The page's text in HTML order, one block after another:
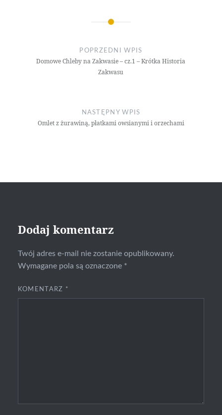
POPRZEDNI WPIS
Domowe Chleby na Zakwasie – cz.1 – Krótka Historia
Zakwasu
NASTĘPNY WPIS
Omlet z żurawiną, płatkami owsianymi i orzechami
Dodaj komentarz
Twój adres e-mail nie zostanie opublikowany.
Wymagane pola są oznaczone *
KOMENTARZ *